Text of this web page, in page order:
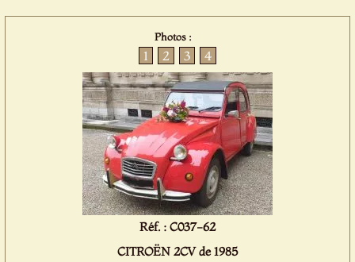
Photos :
1 2 3 4
Réf. : C037-62
CITROËN 2CV de 1985